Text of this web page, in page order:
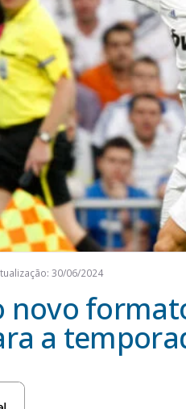
30/06/2024
novo
a